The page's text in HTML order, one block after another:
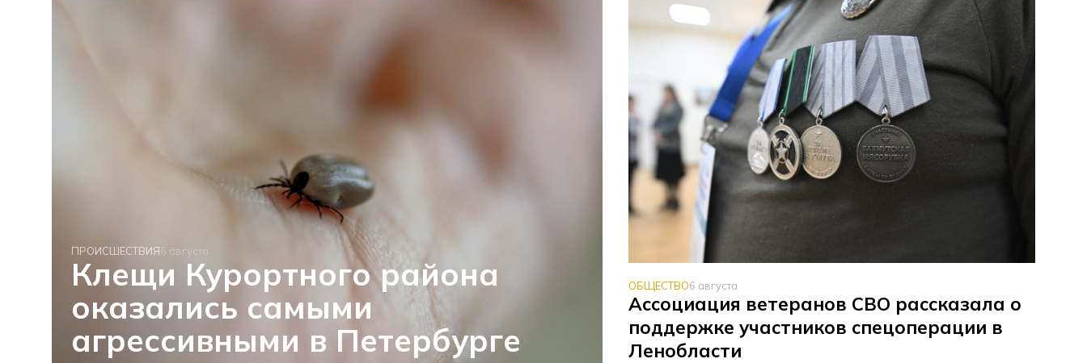
ПРОИСШЕСТВИЯ6 августа
Клещи Курортного района
оказались самыми
агрессивными в Петербурге
ОБЩЕСТВО6 августа
Ассоциация ветеранов СВО рассказала о
поддержке участников спецоперации в
Ленобласти